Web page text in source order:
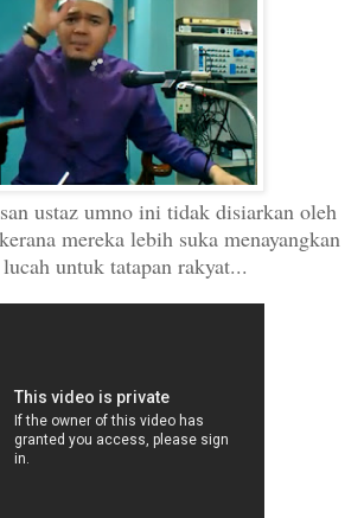
ustaz umno ini tidak disiarkan oleh
mereka lebih suka menayangkan
untuk tatapan rakyat...